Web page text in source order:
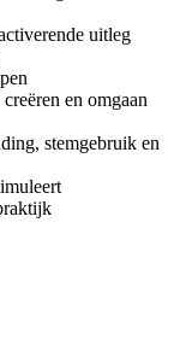
uitleg
en omgaan
stemgebruik en
op
stap voor